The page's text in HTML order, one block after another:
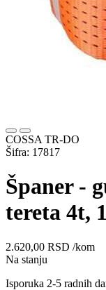
COSSA TR-DO
Šifra: 17817
Španer -
tereta 4t,
2.620,00 RSD /kom
Na stanju
Isporuka 2-5 radnih